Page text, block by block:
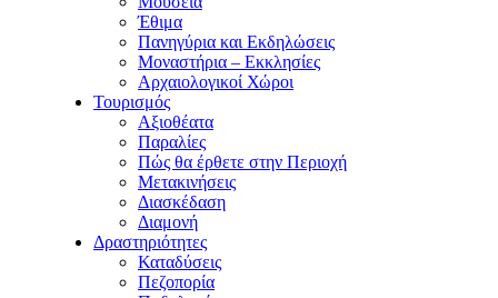
Έθιμα
Πανηγύρια και Εκδηλώσεις
Μοναστήρια – Εκκλησίες
Αρχαιολογικοί Χώροι
Τουρισμός
Αξιοθέατα
Παραλίες
Πώς θα έρθετε στην Περιοχή
Μετακινήσεις
Διασκέδαση
Διαμονή
Δραστηριότητες
Καταδύσεις
Πεζοπορία